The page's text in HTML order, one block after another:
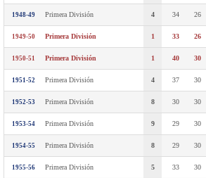
1948-49 Primera División 4 34 26
1949-50 Primera División 1 33 26
1950-51 Primera División 1 40 30
1951-52 Primera División 4 37 30
1952-53 Primera División 8 30 30
1953-54 Primera División 9 29 30
1954-55 Primera División 8 29 30
1955-56 Primera División 5 33 30